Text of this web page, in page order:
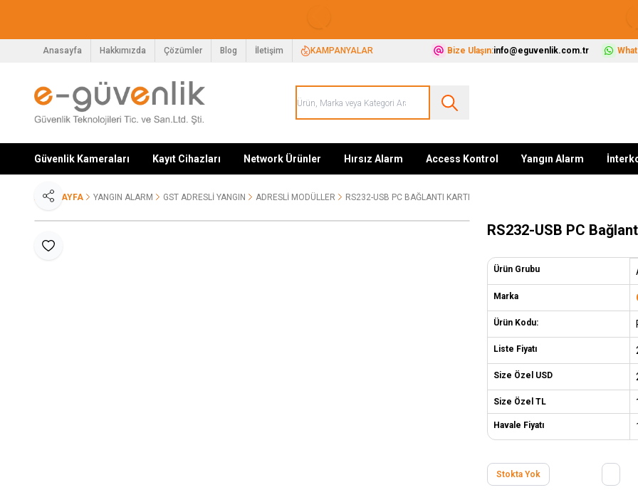
Anasayfa Hakkımızda Çözümler Blog İletişim KAMPANYALAR Bize Ulaşın:info@eguvenlik.com.tr
Güvenlik Kameraları Kayıt Cihazları Network Ürünler Hırsız Alarm Access Kontrol Yangın Alarm
ANA SAYFA YANGIN ALARM GST ADRESLI YANGIN ADRESLI MODÜLLER RS232-USB PC BAĞLANTI KARTI
Favoriye Ekle
Paylaş
RS232-USB PC
Ürün Grubu
Marka
Ürün Kodu:
Liste Fiyatı
Size Özel USD
Size Özel TL
Havale Fiyatı
Stokta Yok